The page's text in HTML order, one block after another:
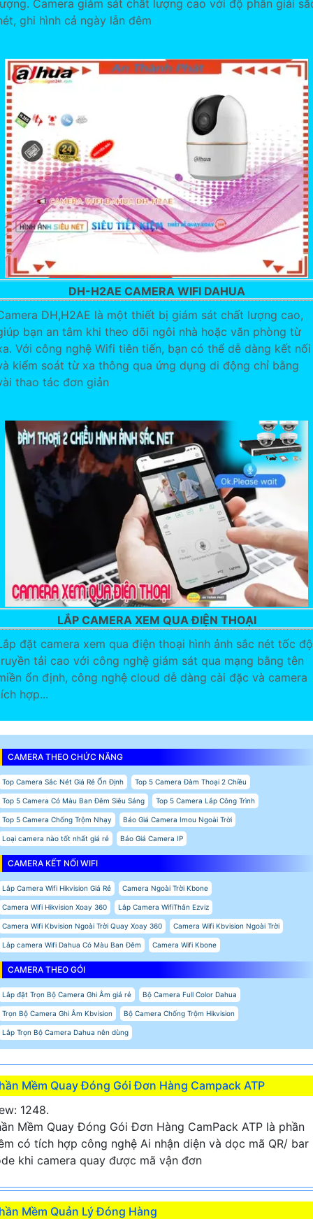
Camera giám sát chất lượng cao với độ phân giải
ghi hình cả ngày lẫn đêm
DH-H2AE CAMERA WIFI DAHUA
DH,H2AE là một thiết bị giám sát chất lượng cao,
bạn an tâm khi theo dõi ngôi nhà hoặc văn phòng từ
Với công nghệ Wifi tiên tiến, bạn có thể dễ dàng kết nối
kiểm soát từ xa thông qua ứng dụng di động chỉ bằng
thao tác đơn giản
LẮP CAMERA XEM QUA ĐIỆN THOẠI
đặt camera xem qua điện thoại hình ảnh sắc nét tốc độ
tải cao với công nghệ giám sát qua mạng bằng tên
ổn định, công nghệ cloud dễ dàng cài đặc và camera
hợp...
CAMERA THEO CHỨC NĂNG
Top Camera Sắc Nét Giá Rẻ Ổn Định Top 5 Camera Đàm Thoại 2 Chiều
Top 5 Camera Có Màu Ban Đêm Siêu Sáng Top 5 Camera Lắp Công Trình
Top 5 Camera Chống Trộm Nhạy Báo Giá Camera Imou Ngoài Trời
Loại camera nào tốt nhất giá rẻ Báo Giá Camera IP
CAMERA KẾT NỐI WIFI
Lắp Camera Wifi Hikvision Giá Rẻ Camera Ngoài Trời Kbone
Camera Wifi Hikvision Xoay 360 Lắp Camera WifiThân Ezviz
Camera Wifi Kbvision Ngoài Trời Quay Xoay 360 Camera Wifi Kbvision Ngoài Trời
Lắp camera Wifi Dahua Có Màu Ban Đêm Camera Wifi Kbone
CAMERA THEO GÓI
Lắp đặt Trọn Bộ Camera Ghi Âm giá rẻ Bộ Camera Full Color Dahua
Trọn Bộ Camera Ghi Âm Kbvision Bộ Camera Chống Trộm Hikvision
Lắp Trọn Bộ Camera Dahua nên dùng
Mềm Quay Đóng Gói Đơn Hàng Campack ATP
1248.
Mềm Quay Đóng Gói Đơn Hàng CamPack ATP là phần
có tích hợp công nghệ Ai nhận diện và dọc mã QR/ bar
khi camera quay được mã vận đơn
Mềm Quản Lý Đóng Hàng